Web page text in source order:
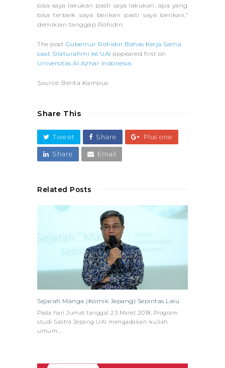
bisa saya lakukan pasti saya lakukan, apa yang
bisa terbaik saya berikan pasti saya berikan,”
demikian tanggap Rohidin.
The post Gubernur Rohidin Bahas Kerja Sama
saat Silaturahmi ke UAI appeared first on
Universitas Al Azhar Indonesia.
Source: Berita Kampus
Share This
Tweet Share Plus one
Share Email
Related Posts
Sejarah Manga (Komik Jepang) Sepintas Lalu
Pada hari Jumat tanggal 23 Maret 2018, Program
studi Sastra Jepang UAI mengadakan kuliah
umum…